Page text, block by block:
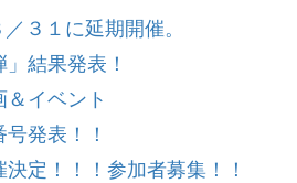
３１に延期開催。
結果発表！
イベント
発表！！
定！！！参加者募集！！